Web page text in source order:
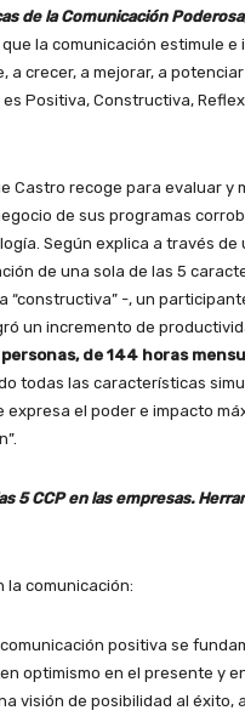
de la Comunicación Poderosa
la comunicación estimule e
a crecer, a mejorar, a
Positiva, Constructiva,
Castro recoge para evaluar y
de sus programas
Según explica a través de
de una sola de las 5
“constructiva” -, un
un incremento de
de 144 horas
todas las características
expresa el poder e impacto
5 CCP en las empresas.
la comunicación:
positiva se
optimismo en el presente y
visión de posibilidad al éxito,